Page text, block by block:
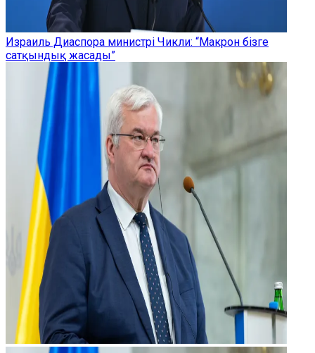
Израиль Диаспора министрі Чикли: “Макрон бізге
сатқындық жасады”